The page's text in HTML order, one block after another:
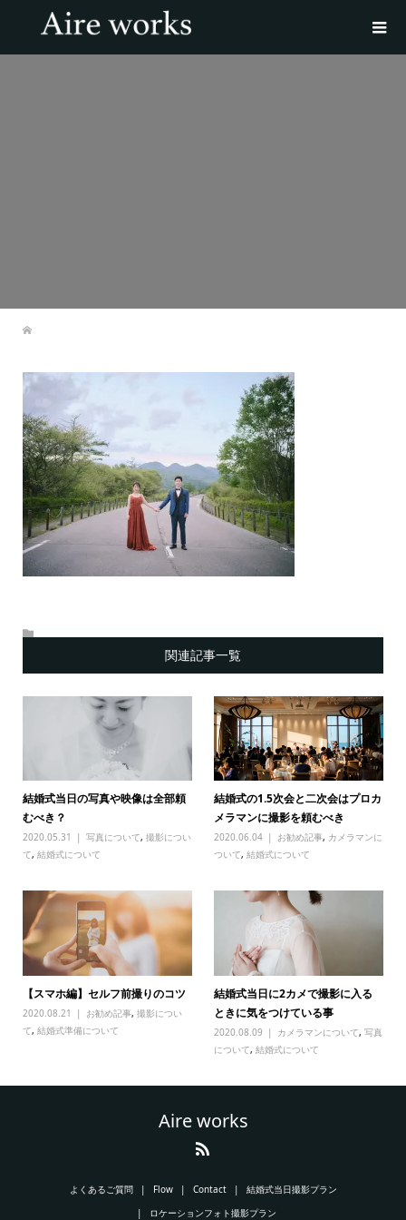
関連記事一覧
結婚式当日の写真や映像は全部頼
むべき？
2020.05.31 写真について, 撮影につい
て, 結婚式について
結婚式の1.5次会と二次会はプロカ
メラマンに撮影を頼むべき
2020.06.04 お勧め記事, カメラマンに
ついて,結婚式について
【スマホ編】セルフ前撮りのコツ
2020.08.21 お勧め記事, 撮影につい
て, 結婚式準備について
結婚式当日に2カメで撮影に入る
ときに気をつけている事
2020.08.09 カメラマンについて,写真
について,結婚式について
Aire works
よくあるご質問 Flow Contact
結婚式当日撮影プラン
ロケーションフォト撮影プラン